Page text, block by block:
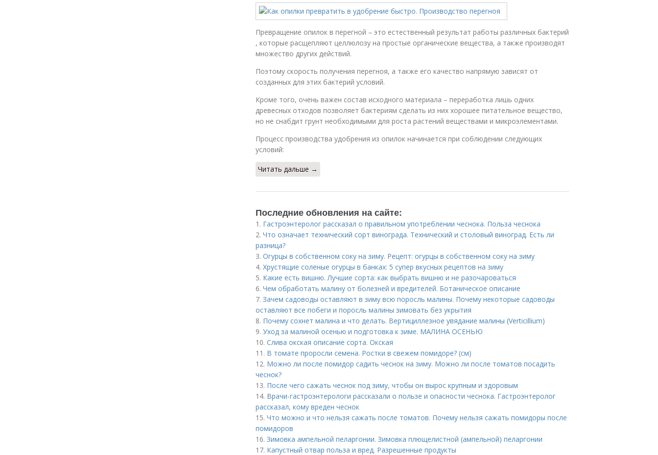
Превращение опилок в перегной – это естественный результат работы различных бактерий
, которые расщепляют целлюлозу на простые органические вещества, а также производят
множество других действий.
Поэтому скорость получения перегноя, а также его качество напрямую зависят от
созданных для этих бактерий условий.
Кроме того, очень важен состав исходного материала – переработка лишь одних
древесных отходов позволяет бактериям сделать из них хорошее питательное вещество,
но не снабдит грунт необходимыми для роста растений веществами и микроэлементами.
Процесс производства удобрения из опилок начинается при соблюдении следующих
условий:
Читать дальше →
Последние обновления на сайте:
1. Гастроэнтеролог рассказал о правильном употреблении чеснока. Польза чеснока
2. Что означает технический сорт винограда. Технический и столовый виноград. Есть ли
разница?
3. Огурцы в собственном соку на зиму. Рецепт: огурцы в собственном соку на зиму
4. Хрустящие соленые огурцы в банках: 5 супер вкусных рецептов на зиму
5. Какие есть вишню. Лучшие сорта: как выбрать вишню и не разочароваться
6. Чем обработать малину от болезней и вредителей. Ботаническое описание
7. Зачем садоводы оставляют в зиму всю поросль малины. Почему некоторые садоводы
оставляют все побеги и поросль малины зимовать без укрытия
8. Почему сохнет малина и что делать. Вертициллезное увядание малины (Verticillium)
9. Уход за малиной осенью и подготовка к зиме. МАЛИНА ОСЕНЬЮ
10. Слива окская описание сорта. Окская
11. В томате проросли семена. Ростки в свежем помидоре? (см)
12. Можно ли после помидор садить чеснок на зиму. Можно ли после томатов посадить
чеснок?
13. После чего сажать чеснок под зиму, чтобы он вырос крупным и здоровым
14. Врачи-гастроэнтерологи рассказали о пользе и опасности чеснока. Гастроэнтеролог
рассказал, кому вреден чеснок
15. Что можно и что нельзя сажать после томатов. Почему нельзя сажать помидоры после
помидоров
16. Зимовка ампельной пеларгонии. Зимовка плющелистной (ампельной) пеларгонии
17. Капустный отвар польза и вред. Разрешенные продукты